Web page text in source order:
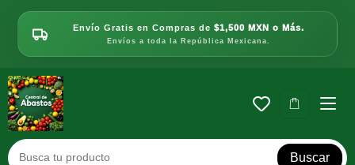
contenido
Envío Gratis en Compras de $1,500 MXN o Más.
Envíos a toda la República Mexicana.
Buscar